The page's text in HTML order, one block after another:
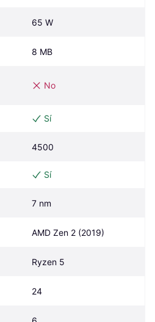
65 W
8 MB
No
Sí
4500
Sí
7 nm
AMD Zen 2 (2019)
Ryzen 5
24